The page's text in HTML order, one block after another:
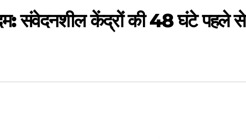
संवेदनशील केंद्रों की 48 घंटे पहले से